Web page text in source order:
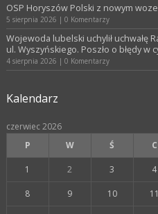
OSP Horyszów Polski z nowym
5 sierpnia 2026 | 0 Komentarzy
Wojewoda lubelski uchylił uchwałę
ul. Wyszyńskiego. Poszło o błędy w
4 sierpnia 2026 | 0 Komentarzy
Kalendarz
czerwiec 2026
P
W Ś C
1 2 3 4
8 9 10 11